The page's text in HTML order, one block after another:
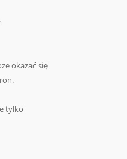
okazać się
tylko